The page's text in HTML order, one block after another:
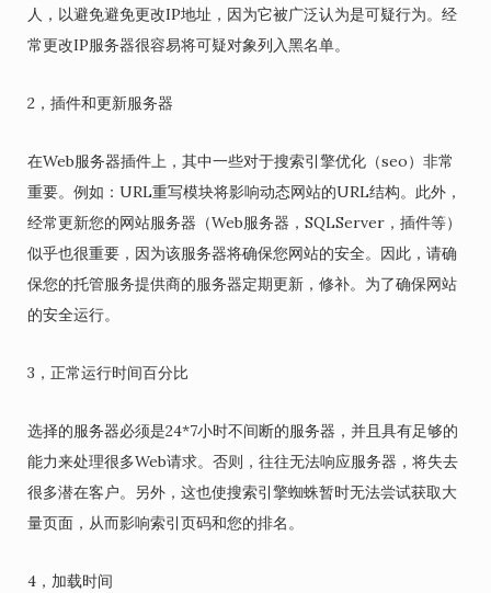
人，以避免避免更改IP地址，因为它被广泛认为是可疑行为。经
常更改IP服务器很容易将可疑对象列入黑名单。
2，插件和更新服务器
在Web服务器插件上，其中一些对于搜索引擎优化（seo）非常
重要。例如：URL重写模块将影响动态网站的URL结构。此外，
经常更新您的网站服务器（Web服务器，SQLServer，插件等）
似乎也很重要，因为该服务器将确保您网站的安全。因此，请确
保您的托管服务提供商的服务器定期更新，修补。为了确保网站
的安全运行。
3，正常运行时间百分比
选择的服务器必须是24*7小时不间断的服务器，并且具有足够的
能力来处理很多Web请求。否则，往往无法响应服务器，将失去
很多潜在客户。另外，这也使搜索引擎蜘蛛暂时无法尝试获取大
量页面，从而影响索引页码和您的排名。
4，加载时间